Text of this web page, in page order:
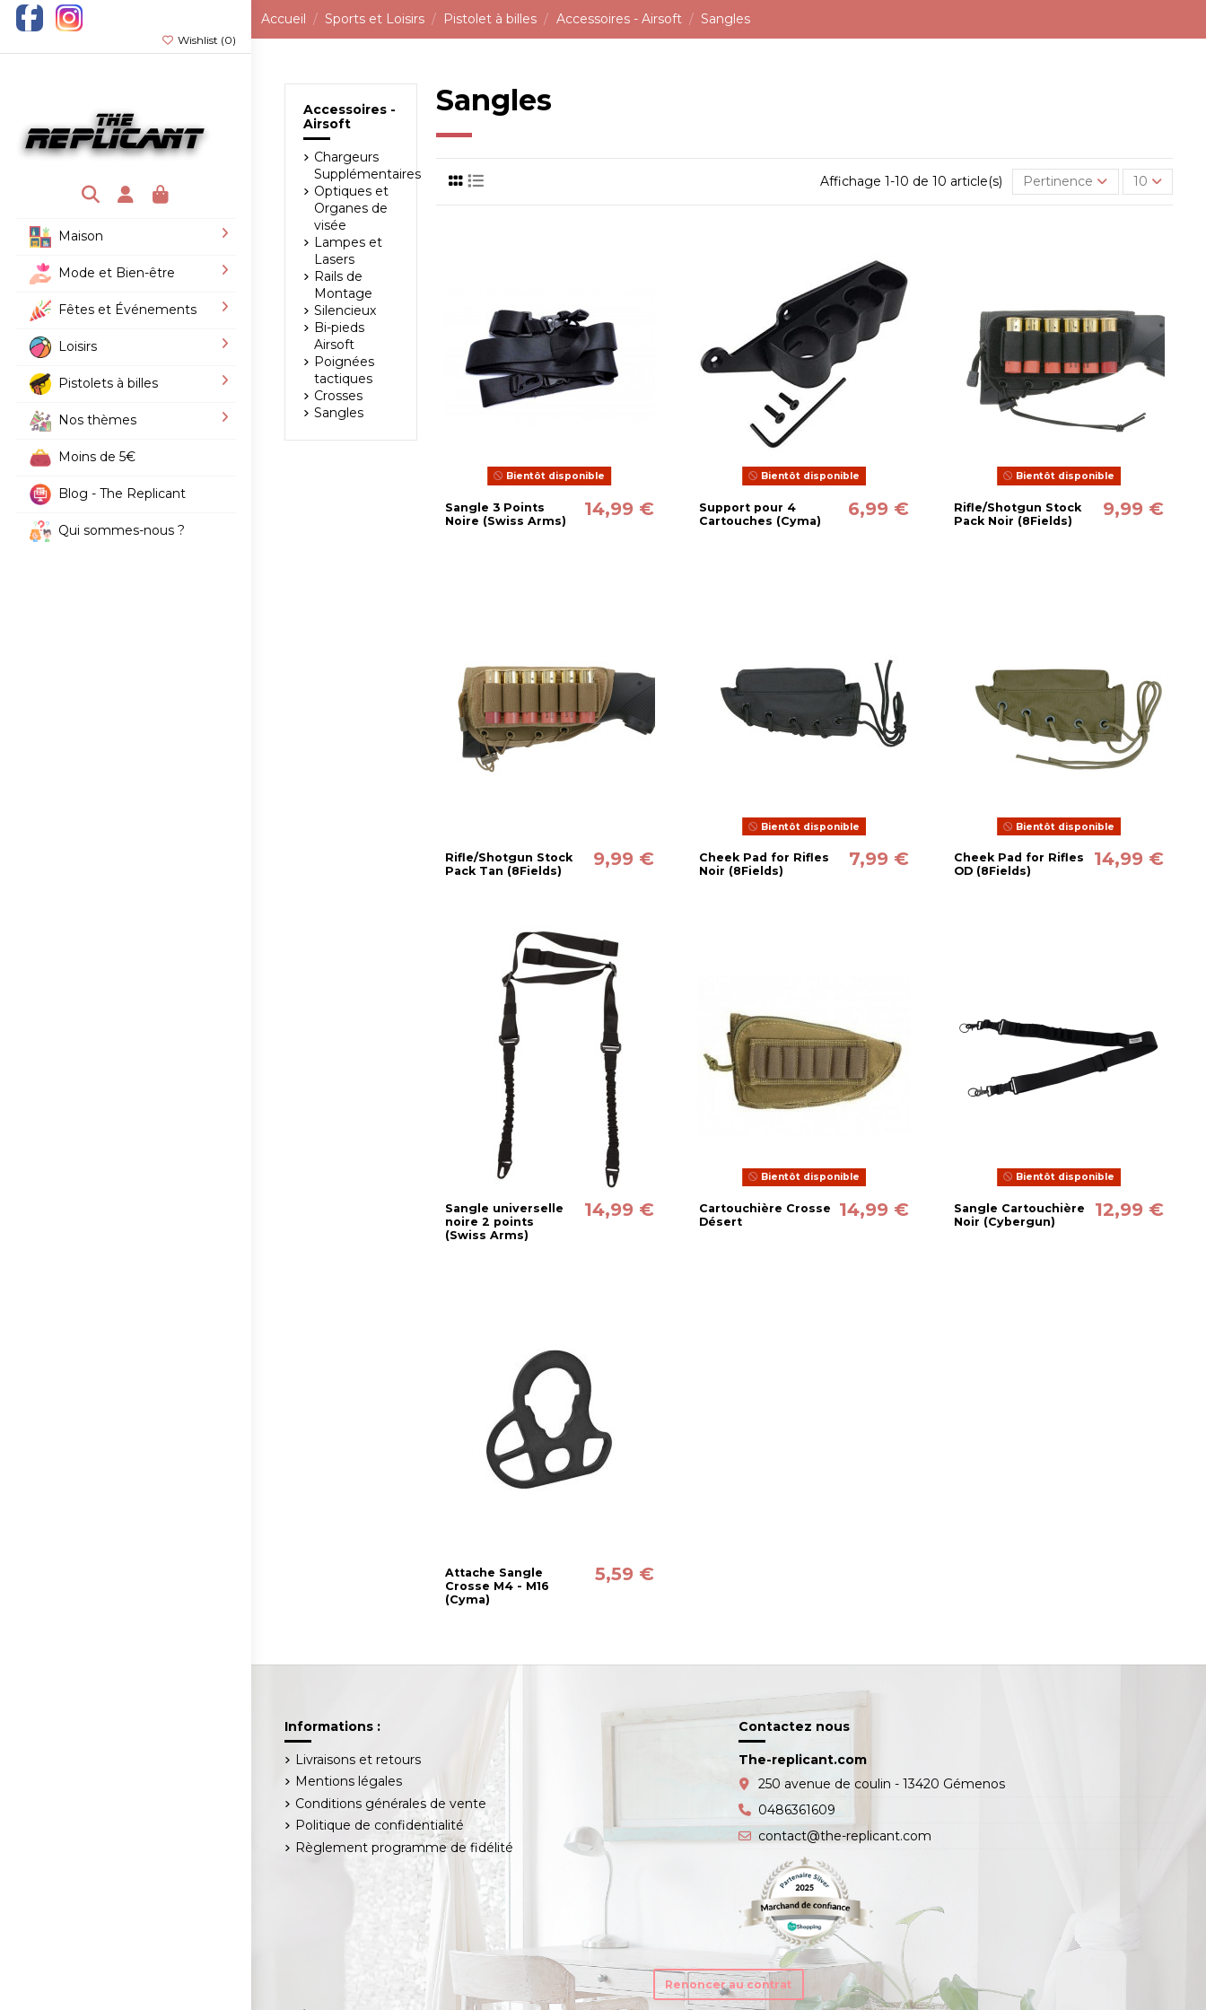
Wishlist (0)
Maison
Mode et Bien-être
Fêtes et Événements
Loisirs
Pistolets à billes
Nos thèmes
Moins de 5€
Blog - The Replicant
Qui sommes-nous ?
Accueil Sports et Loisirs Pistolet à billes Accessoires - Airsoft Sangles
Sangles
Affichage 1-10 de 10 article(s) Pertinence 10
Bientôt disponible
Sangle 3 Points
Noire (Swiss Arms)
14,99 €
Bientôt disponible
Support pour 4
Cartouches (Cyma)
6,99 €
Bientôt disponible
Rifle/Shotgun Stock
Pack Noir (8Fields)
9,99 €
Rifle/Shotgun Stock
Pack Tan (8Fields)
9,99 €
Bientôt disponible
Cheek Pad for Rifles
Noir (8Fields)
7,99 €
Bientôt disponible
Cheek Pad for Rifles
OD (8Fields)
14,99 €
Sangle universelle
noire 2 points
(Swiss Arms)
14,99 €
Bientôt disponible
Cartouchière Crosse
Désert
14,99 €
Bientôt disponible
Sangle Cartouchière
Noir (Cybergun)
12,99 €
Attache Sangle
Crosse M4 - M16
(Cyma)
5,59 €
Accessoires -
Airsoft
Chargeurs
Supplémentaires
Optiques et
Organes de
visée
Lampes et
Lasers
Rails de
Montage
Silencieux
Bi-pieds
Airsoft
Poignées
tactiques
Crosses
Sangles
Informations :
Livraisons et retours
Mentions légales
Conditions générales de vente
Politique de confidentialité
Règlement programme de fidélité
Contactez nous
The-replicant.com
250 avenue de coulin - 13420 Gémenos
0486361609
contact@the-replicant.com
Renoncer au contrat